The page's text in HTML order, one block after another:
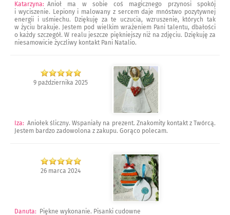
Katarzyna: Anioł ma w sobie coś magicznego przynosi spokój
i wyciszenie. Lepiony i malowany z sercem daje mnóstwo pozytywnej
energii i uśmiechu. Dziękuję za te uczucia, wzruszenie, których tak
w życiu brakuje. Jestem pod wielkim wrażeniem Pani talentu, dbałości
o każdy szczegół. W realu jeszcze piękniejszy niż na zdjęciu. Dziękuję za
niesamowicie życzliwy kontakt Pani Natalio.
9 października 2025
Iza: Aniołek śliczny. Wspaniały na prezent. Znakomity kontakt z Twórcą.
Jestem bardzo zadowolona z zakupu. Gorąco polecam.
26 marca 2024
Danuta: Piękne wykonanie. Pisanki cudowne